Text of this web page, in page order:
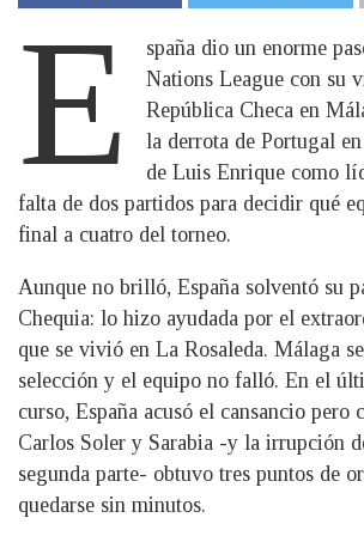
E
spaña dio un enorme
Nations League con su
República Checa en
la derrota de Portugal
de Luis Enrique como
falta de dos partidos para decidir qué
final a cuatro del torneo.
Aunque no brilló, España solventó su
Chequia: lo hizo ayudada por el
que se vivió en La Rosaleda. Málaga
selección y el equipo no falló. En el
curso, España acusó el cansancio pero
Carlos Soler y Sarabia -y la irrupción
segunda parte- obtuvo tres puntos de
quedarse sin minutos.